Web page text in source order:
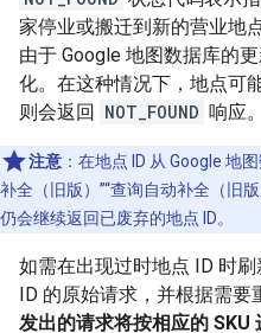
家停业或搬迁到新的营业地
由于 Google 地图数据库的
化。在这种情况下，地点可
则会返回 NOT_FOUND 响应。
注意 ：在地点 ID 从 Google 地
补全（旧版）”“查询自动补全（旧
仍会继续返回已废弃的地点 ID。
如需在出现过时地点 ID 时
ID 的原始请求，并根据需要
发出的请求将按相应的 SKU